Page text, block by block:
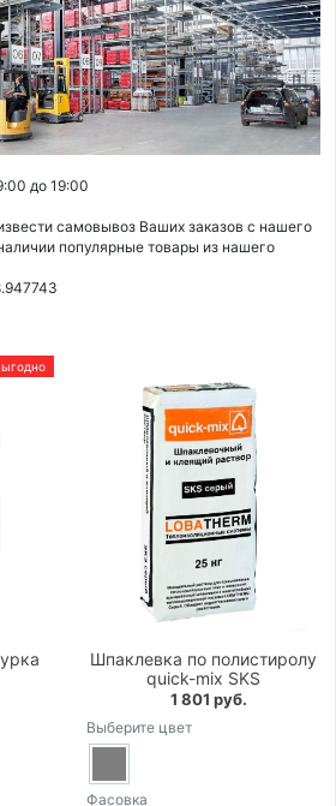
до 19:00
самовывоз Ваших заказов с нашего
популярные товары из нашего
Шпаклевка по полистиролу
quick-mix SKS
1 801 руб.
Выберите цвет
Фасовка